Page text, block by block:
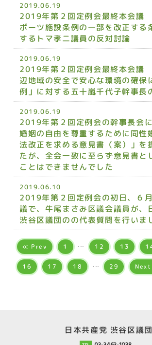
2019.06.19
2019年第２回定例会最終本会議
ポーツ施設条例の一部を改正する
するトマ孝二議員の反対討論
2019.06.19
2019年第２回定例会最終本会議
辺地域の安全で安心な環境の確保
例」に対する五十嵐千代子幹事長
2019.06.19
2019年第２回定例会の幹事長会
婚姻の自由を尊重するために同性
法改正を求める意見書（案）」を
たが、全会一致に至らず意見書と
ことはできませんでした
2019.06.10
2019年第２回定例会の初日、６
議で、牛尾まさみ区議会議員が、
渋谷区議団のの代表質問を行いま
≪ Prev 1 ... 12 13
16 17 18 ... 29
日本共産党 渋谷区議団